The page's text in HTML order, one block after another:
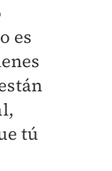
es
tú